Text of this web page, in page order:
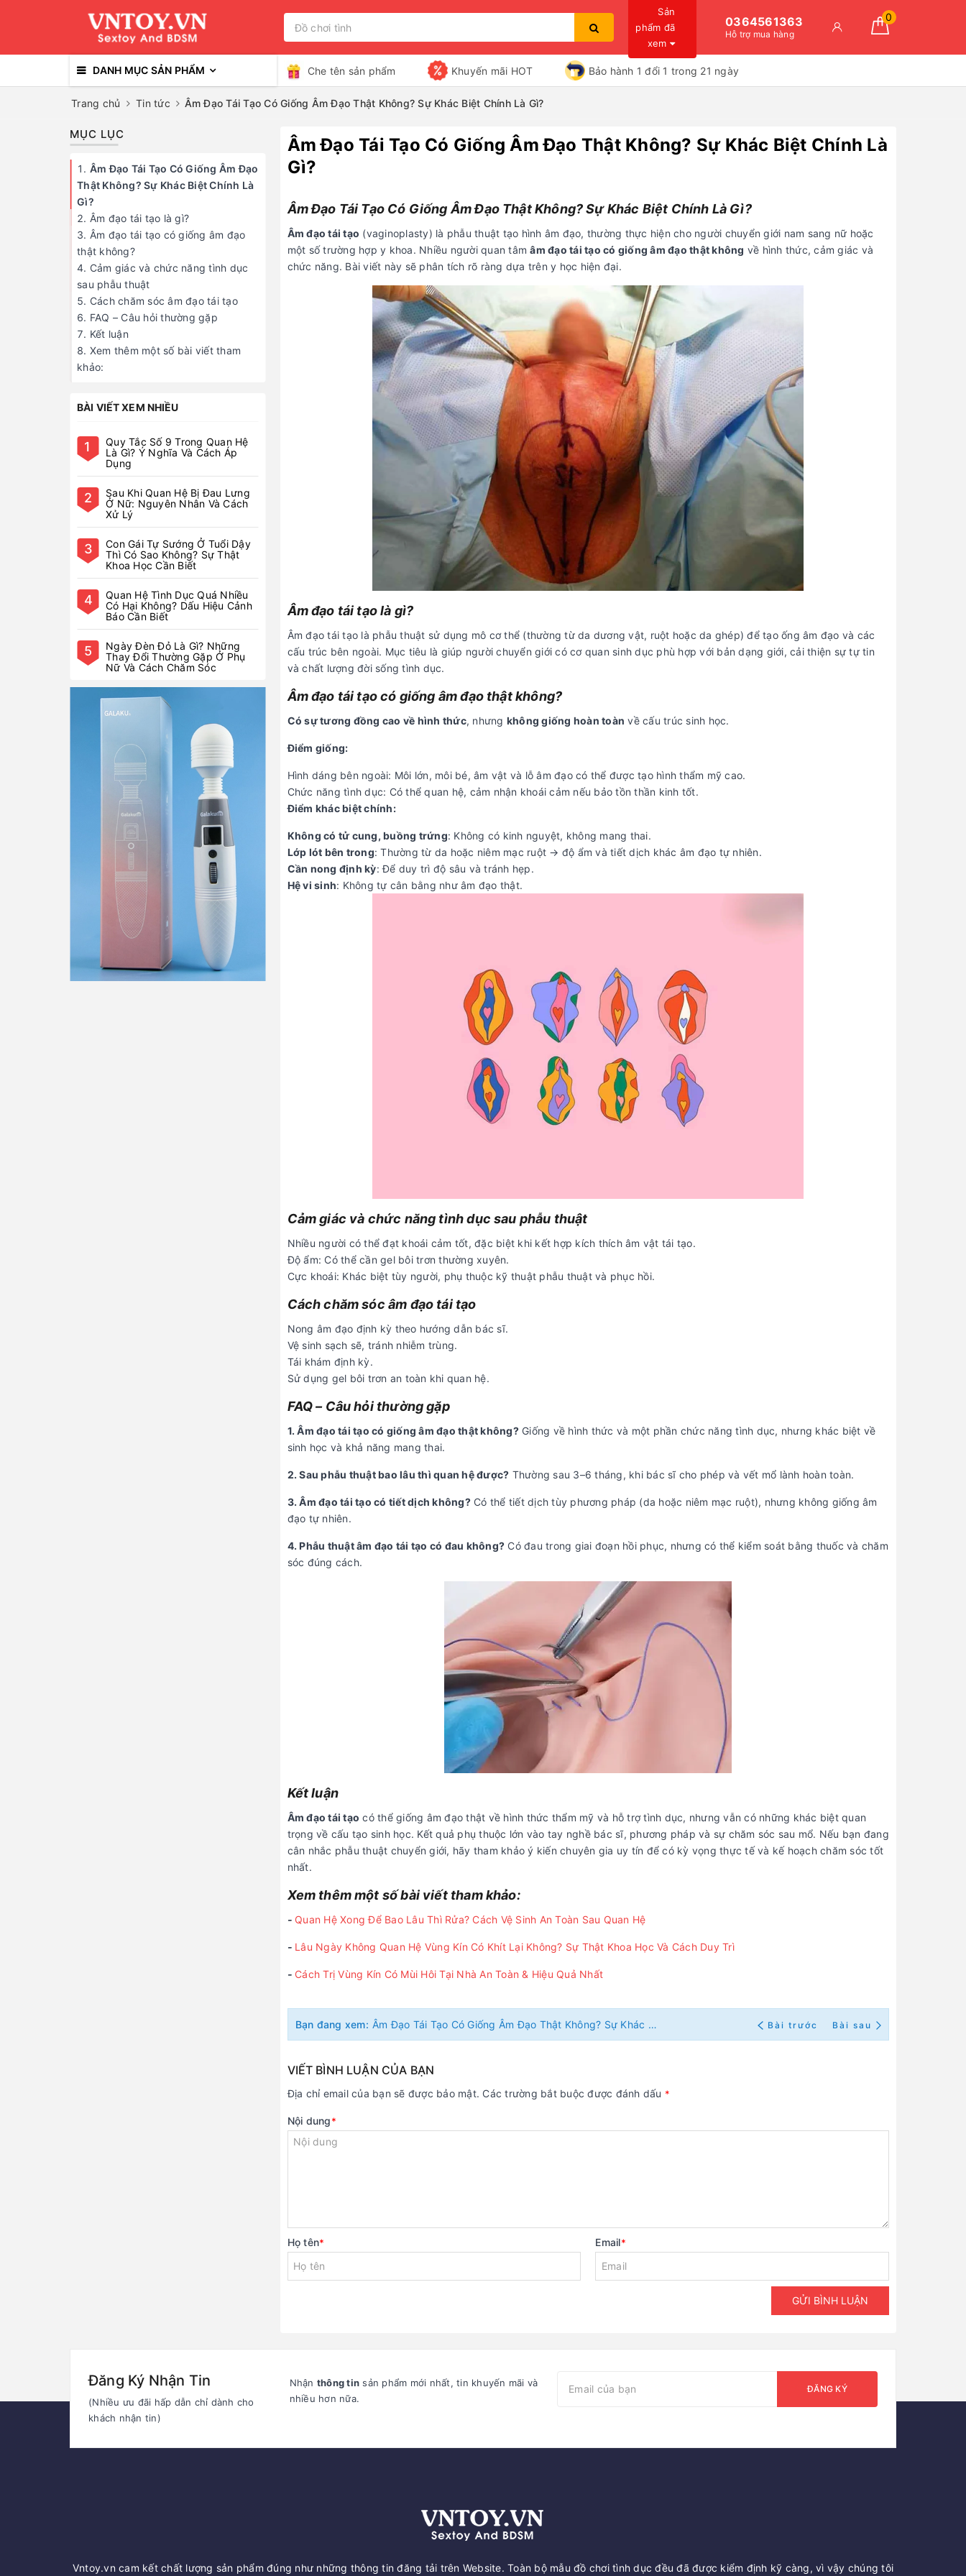
Sản
phẩm đã
xem
0364561363
Hỗ trợ mua hàng
0
DANH MỤC SẢN PHẨM Che tên sản phẩm Khuyến mãi HOT Bảo hành 1 đổi 1 trong 21 ngày
Trang chủ Tin tức Âm Đạo Tái Tạo Có Giống Âm Đạo Thật Không? Sự Khác Biệt Chính Là Gì?
Âm Đạo Tái Tạo Có Giống Âm Đạo Thật Không? Sự Khác Biệt Chính Là
Gì?
Âm Đạo Tái Tạo Có Giống Âm Đạo Thật Không? Sự Khác Biệt Chính Là Gì?
Âm đạo tái tạo (vaginoplasty) là phẫu thuật tạo hình âm đạo, thường thực hiện cho người chuyển giới nam sang nữ hoặc
một số trường hợp y khoa. Nhiều người quan tâmâm đạo tái tạo có giống âm đạo thật không về hình thức, cảm giác và
chức năng. Bài viết này sẽ phân tích rõ ràng dựa trên y học hiện đại.
Âm đạo tái tạo là gì?
Âm đạo tái tạo là phẫu thuật sử dụng mô cơ thể (thường từ da dương vật, ruột hoặc da ghép) để tạo ống âm đạo và các
cấu trúc bên ngoài. Mục tiêu là giúp người chuyển giới có cơ quan sinh dục phù hợp với bản dạng giới, cải thiện sự tự tin
và chất lượng đời sống tình dục.
Âm đạo tái tạo có giống âm đạo thật không?
Có sự tương đồng cao về hình thức, nhưng không giống hoàn toàn về cấu trúc sinh học.
Điểm giống:
Hình dáng bên ngoài: Môi lớn, môi bé, âm vật và lỗ âm đạo có thể được tạo hình thẩm mỹ cao.
Chức năng tình dục: Có thể quan hệ, cảm nhận khoái cảm nếu bảo tồn thần kinh tốt.
Điểm khác biệt chính:
Không có tử cung, buồng trứng: Không có kinh nguyệt, không mang thai.
Lớp lót bên trong: Thường từ da hoặc niêm mạc ruột → độ ẩm và tiết dịch khác âm đạo tự nhiên.
Cần nong định kỳ: Để duy trì độ sâu và tránh hẹp.
Hệ vi sinh: Không tự cân bằng như âm đạo thật.
Cảm giác và chức năng tình dục sau phẫu thuật
Nhiều người có thể đạt khoái cảm tốt, đặc biệt khi kết hợp kích thích âm vật tái tạo.
Độ ẩm: Có thể cần gel bôi trơn thường xuyên.
Cực khoái: Khác biệt tùy người, phụ thuộc kỹ thuật phẫu thuật và phục hồi.
Cách chăm sóc âm đạo tái tạo
Nong âm đạo định kỳ theo hướng dẫn bác sĩ.
Vệ sinh sạch sẽ, tránh nhiễm trùng.
Tái khám định kỳ.
Sử dụng gel bôi trơn an toàn khi quan hệ.
FAQ – Câu hỏi thường gặp
1. Âm đạo tái tạo có giống âm đạo thật không?Giống về hình thức và một phần chức năng tình dục, nhưng khác biệt về
sinh học và khả năng mang thai.
2. Sau phẫu thuật bao lâu thì quan hệ được? Thường sau 3–6 tháng, khi bác sĩ cho phép và vết mổ lành hoàn toàn.
3. Âm đạo tái tạo có tiết dịch không?Có thể tiết dịch tùy phương pháp (da hoặc niêm mạc ruột), nhưng không giống âm
đạo tự nhiên.
4. Phẫu thuật âm đạo tái tạo có đau không? Có đau trong giai đoạn hồi phục, nhưng có thể kiểm soát bằng thuốc và chăm
sóc đúng cách.
Kết luận
Âm đạo tái tạo có thể giống âm đạo thật về hình thức thẩm mỹ và hỗ trợ tình dục, nhưng vẫn có những khác biệt quan
trọng về cấu tạo sinh học. Kết quả phụ thuộc lớn vào tay nghề bác sĩ, phương pháp và sự chăm sóc sau mổ. Nếu bạn đang
cân nhắc phẫu thuật chuyển giới, hãy tham khảo ý kiến chuyên gia uy tín để có kỳ vọng thực tế và kế hoạch chăm sóc tốt
nhất.
Xem thêm một số bài viết tham khảo:
- Quan Hệ Xong Để Bao Lâu Thì Rửa? Cách Vệ Sinh An Toàn Sau Quan Hệ
- Lâu Ngày Không Quan Hệ Vùng Kín Có Khít Lại Không? Sự Thật Khoa Học Và Cách Duy Trì
- Cách Trị Vùng Kín Có Mùi Hôi Tại Nhà An Toàn & Hiệu Quả Nhất
Bạn đang xem: Âm Đạo Tái Tạo Có Giống Âm Đạo Thật Không? Sự Khác Biệt Chính Là Gì? Bài trước Bài sau
VIẾT BÌNH LUẬN CỦA BẠN
Địa chỉ email của bạn sẽ được bảo mật. Các trường bắt buộc được đánh dấu *
Nội dung*
Họ tên* Email*
GỬI BÌNH LUẬN
MỤC LỤC
Gì?
Âm đạo tái tạo là gì?
Âm đạo tái tạo có giống âm đạo
thật không?
FAQ – Câu hỏi thường gặp
Kết luận
Xem thêm một số bài viết tham
khảo:
BÀI VIẾT XEM NHIỀU
1
Quy Tắc Số 9 Trong Quan Hệ
Là Gì? Ý Nghĩa Và Cách Áp
Dụng
Sau Khi Quan Hệ Bị Đau Lưng
Ở Nữ: Nguyên Nhân Và Cách
Con Gái Tự Sướng Ở Tuổi Dậy
Quan Hệ Tình Dục Quá Nhiều
5
Ngày Đèn Đỏ Là Gì? Những
Thay Đổi Thường Gặp Ở Phụ
Đăng Ký Nhận Tin
(Nhiều ưu đãi hấp dẫn chỉ dành cho
khách nhận tin)
Nhận thông tin sản phẩm mới nhất, tin khuyến mãi và
nhiều hơn nữa.
ĐĂNG KÝ
Vntoy.vn cam kết chất lượng sản phẩm đúng như những thông tin đăng tải trên Website. Toàn bộ mẫu đồ chơi tình dục đều đã được kiểm định kỹ càng, vì vậy chúng tôi